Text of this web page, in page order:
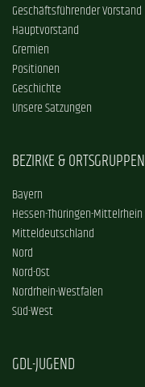
Geschäftsführender Vorstand
Hauptvorstand
Gremien
Positionen
Geschichte
Unsere Satzungen
BEZIRKE & ORTSGRUPPEN
Bayern
Hessen-Thüringen-Mittelrhein
Mitteldeutschland
Nord
Nord-Ost
Nordrhein-Westfalen
Süd-West
GDL-JUGEND